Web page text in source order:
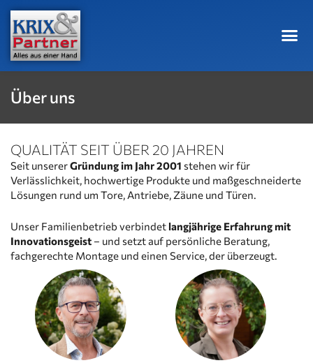
Skip
content
Über uns
QUALITÄT SEIT ÜBER 20 JAHREN
Seit unsererGründung im Jahr 2001 stehen wir für
Verlässlichkeit, hochwertige Produkte und maßgeschneiderte
Lösungen rund um Tore, Antriebe, Zäune und Türen.
Unser Familienbetrieb verbindet langjährige Erfahrung mit
Innovationsgeist – und setzt auf persönliche Beratung,
fachgerechte Montage und einen Service, der überzeugt.